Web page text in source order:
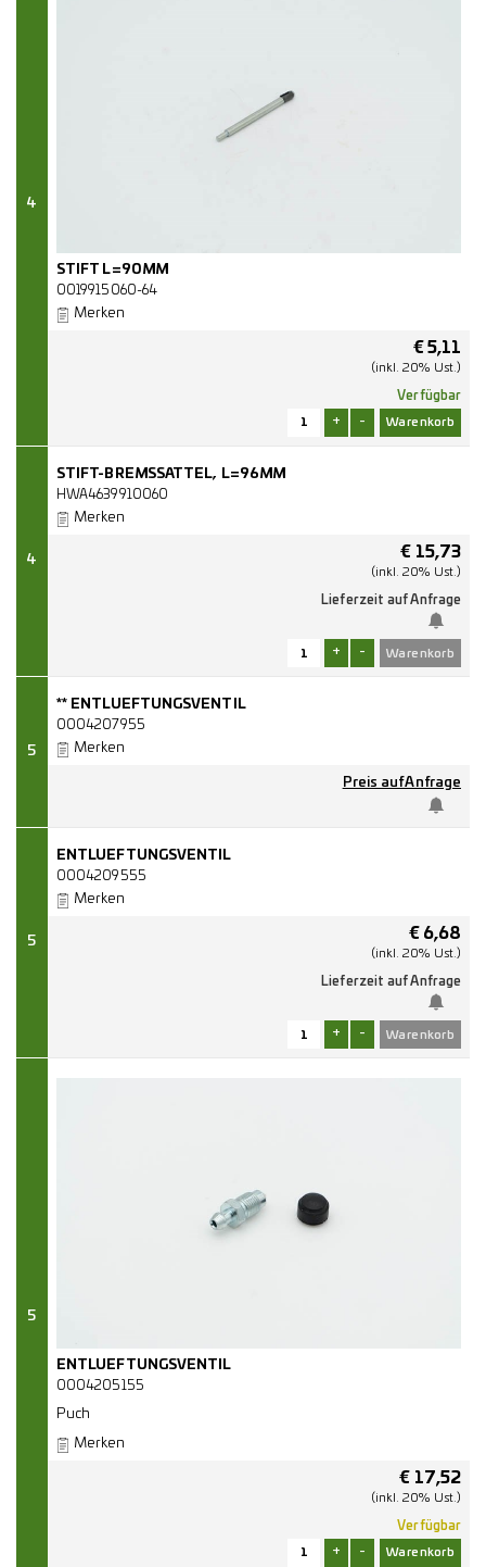
4
STIFT L=90MM
0019915060-64
Merken
€5,11
(inkl. 20% Ust.)
Verfügbar
+ -
4
STIFT-BREMSSATTEL, L=96MM
HWA4639910060
Merken
€ 15,73
(inkl. 20% Ust.)
Lieferzeit auf Anfrage
+ -
5
** ENTLUEFTUNGSVENTIL
0004207955
Merken
Preis auf Anfrage
5
ENTLUEFTUNGSVENTIL
0004209555
Merken
€ 6,68
(inkl. 20% Ust.)
Lieferzeit auf Anfrage
+ -
5
ENTLUEFTUNGSVENTIL
0004205155
Puch
Merken
€ 17,52
(inkl. 20% Ust.)
Verfügbar
+ -